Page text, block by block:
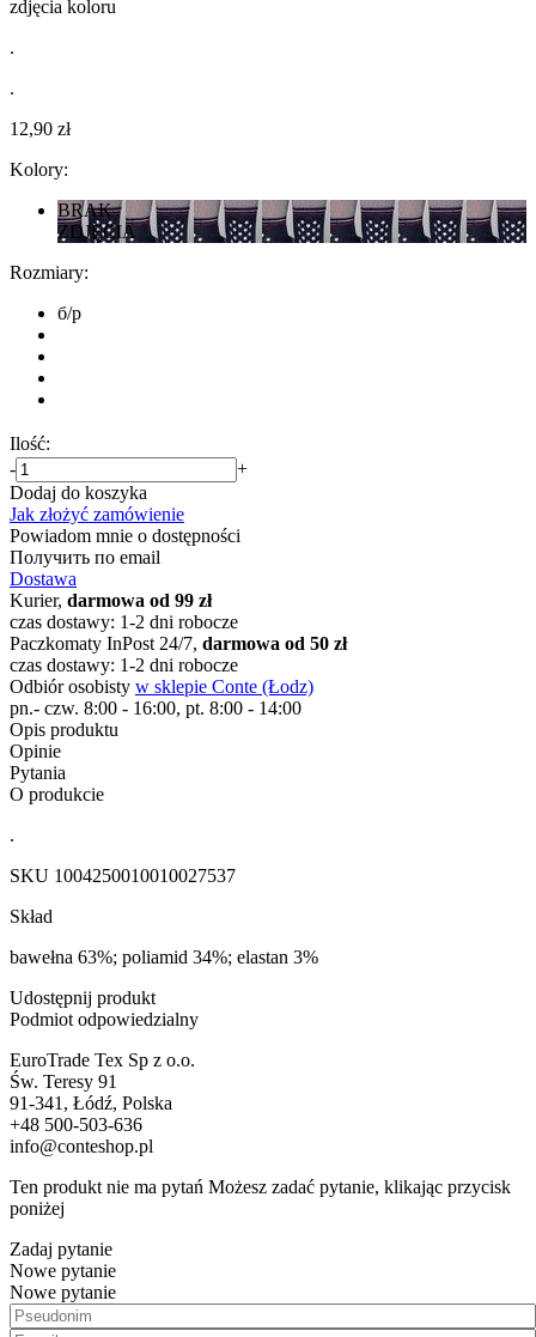
zdjęcia koloru
.
.
12,90 zł
Kolory:
BRAK
ZDJĘCIA
Rozmiary:
б/р
Ilość:
-
+
Dodaj do koszyka
Jak złożyć zamówienie
Powiadom mnie o dostępności
Получить по email
Dostawa
Kurier, darmowa od 99 zł
czas dostawy: 1-2 dni robocze
Paczkomaty InPost 24/7, darmowa od 50 zł
czas dostawy: 1-2 dni robocze
Odbiór osobisty w sklepie Conte (Łodz)
pn.- czw. 8:00 - 16:00, pt. 8:00 - 14:00
Opis produktu
Opinie
Pytania
O produkcie
.
SKU 1004250010010027537
Skład
bawełna 63%; poliamid 34%; elastan 3%
Udostępnij produkt
Podmiot odpowiedzialny
EuroTrade Tex Sp z o.o.
Św. Teresy 91
91-341, Łódź, Polska
+48 500-503-636
info@conteshop.pl
Ten produkt nie ma pytań Możesz zadać pytanie, klikając przycisk
poniżej
Zadaj pytanie
Nowe pytanie
Nowe pytanie